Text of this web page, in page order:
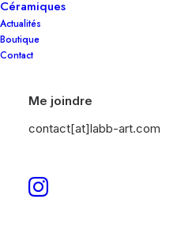
Céramiques
Actualités
Boutique
Contact
Me joindre
contact[at]labb-art.com
Collaboration :